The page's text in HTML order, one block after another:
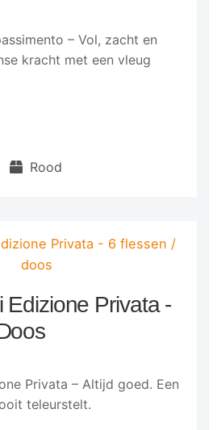
– Vol, zacht en
kracht met een vleug
Rood
Edizione Privata -
Privata – Altijd goed. Een
teleurstelt.